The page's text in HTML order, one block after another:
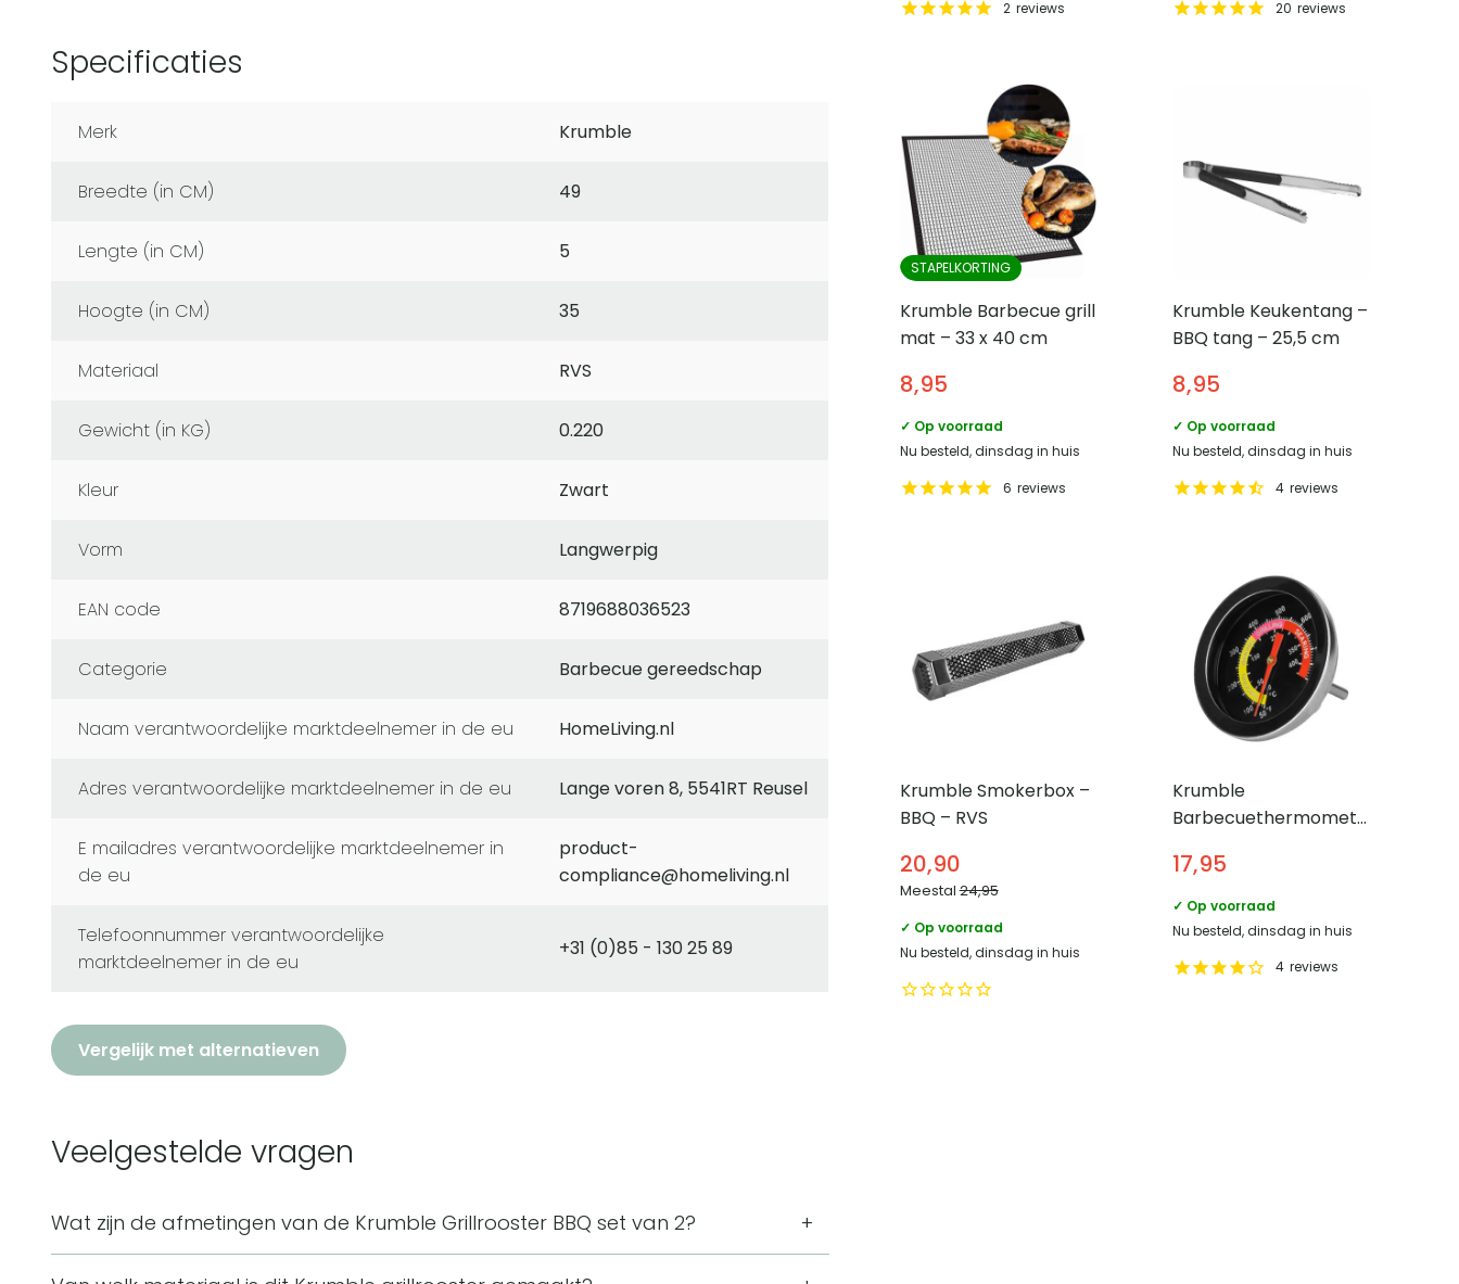
Specificaties
Merk Krumble
Breedte (in CM) 49
Lengte (in CM) 5
Hoogte (in CM) 35
Materiaal RVS
Gewicht (in KG) 0.220
Kleur Zwart
Vorm Langwerpig
EAN code 8719688036523
Categorie Barbecue gereedschap
naam verantwoordelijke marktdeelnemer in de eu HomeLiving.nl
adres verantwoordelijke marktdeelnemer in de eu Lange voren 8, 5541RT Reusel
e mailadres verantwoordelijke marktdeelnemer in
de eu
product-
compliance@homeliving.nl
telefoonnummer verantwoordelijke
marktdeelnemer in de eu
+31 (0)85 - 130 25 89
Vergelijk met alternatieven
Veelgestelde vragen
Wat zijn de afmetingen van de Krumble Grillrooster BBQ set van 2?
2 reviews
20 reviews
STAPELKORTING
Krumble Barbecue grill
mat – 33 x 40 cm
8,95
✓ Op voorraad
Nu besteld, dinsdag in huis
6 reviews
Krumble Keukentang –
BBQ tang – 25,5 cm
8,95
✓ Op voorraad
Nu besteld, dinsdag in huis
4 reviews
Krumble Smokerbox –
BBQ – RVS
20,90
Meestal24,95
✓ Op voorraad
Nu besteld, dinsdag in huis
Krumble
Barbecuethermometer
graden – RVS
17,95
✓ Op voorraad
Nu besteld, dinsdag in huis
4 reviews